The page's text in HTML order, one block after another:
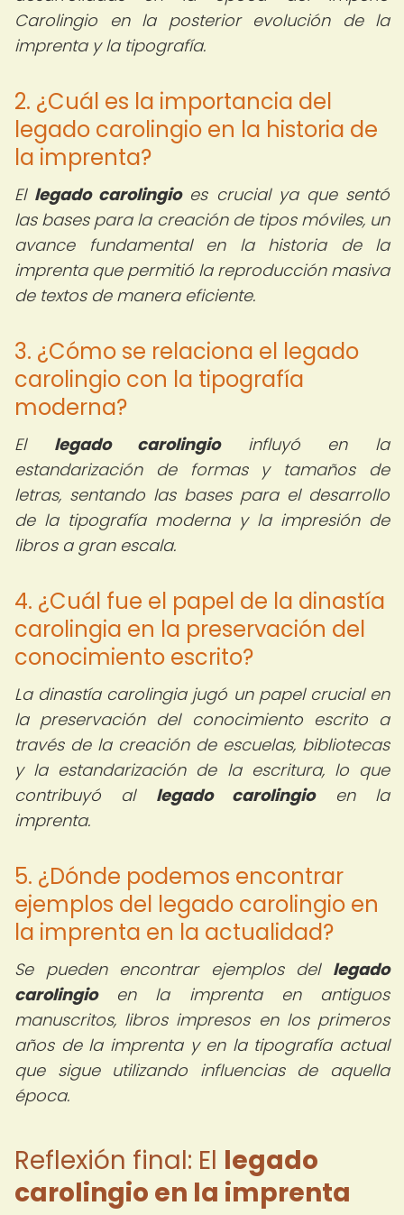
Carolingio en la posterior evolución de la
imprenta y la tipografía.
2. ¿Cuál es la importancia del
legado carolingio en la historia de
la imprenta?
El legado carolingioes crucial ya que sentó
las bases para la creación de tipos móviles, un
avance fundamental en la historia de la
imprenta que permitió la reproducción masiva
de textos de manera eficiente.
3. ¿Cómo se relaciona el legado
carolingio con la tipografía
moderna?
El legado carolingioinfluyó en la
estandarización de formas y tamaños de
letras, sentando las bases para el desarrollo
de la tipografía moderna y la impresión de
libros a gran escala.
4. ¿Cuál fue el papel de la dinastía
carolingia en la preservación del
conocimiento escrito?
La dinastía carolingia jugó un papel crucial en
la preservación del conocimiento escrito a
través de la creación de escuelas, bibliotecas
y la estandarización de la escritura, lo que
contribuyó al legado carolingioen la
imprenta.
5. ¿Dónde podemos encontrar
ejemplos del legado carolingio en
la imprenta en la actualidad?
Se pueden encontrar ejemplos del legado
carolingioen la imprenta en antiguos
manuscritos, libros impresos en los primeros
años de la imprenta y en la tipografía actual
que sigue utilizando influencias de aquella
época.
Reflexión final: El legado
carolingio en la imprenta